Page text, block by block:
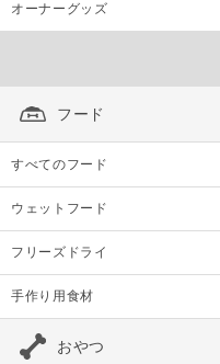
オーナーグッズ
フード
すべてのフード
ウェットフード
フリーズドライ
手作り用食材
おやつ